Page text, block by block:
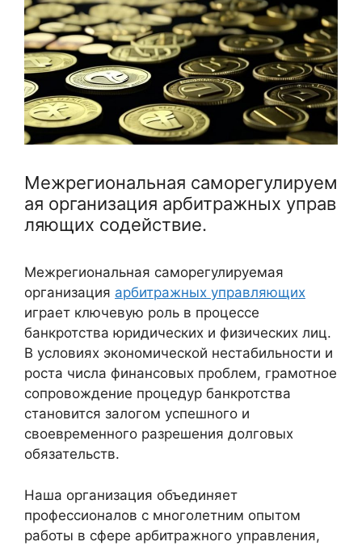
Межрегиональная саморегулируем
ая организация арбитражных управ
ляющих содействие.
Межрегиональная саморегулируемая
организация арбитражных управляющих
играет ключевую роль в процессе
банкротства юридических и физических лиц.
В условиях экономической нестабильности и
роста числа финансовых проблем, грамотное
сопровождение процедур банкротства
становится залогом успешного и
своевременного разрешения долговых
обязательств.
Наша организация объединяет
профессионалов с многолетним опытом
работы в сфере арбитражного управления,